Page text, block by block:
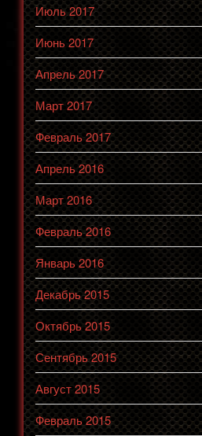
Июль 2017
Июнь 2017
Апрель 2017
Март 2017
Февраль 2017
Апрель 2016
Март 2016
Февраль 2016
Январь 2016
Декабрь 2015
Октябрь 2015
Сентябрь 2015
Август 2015
Февраль 2015